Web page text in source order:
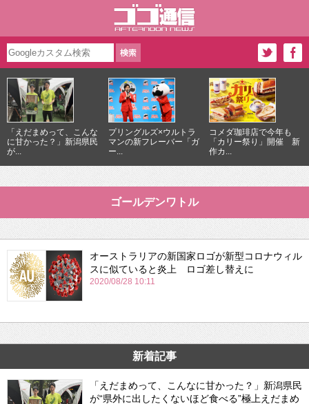
「えだまめって、こんな
に甘かった？」新潟県民
が...
プリングルズ×ウルトラ
マンの新フレーバー「ガ
ー...
コメダ珈琲店で今年も
「カリー祭り」開催 新
作カ...
ゴールデンワトル
オーストラリアの新国家ロゴが新型コロナウィル
スに似ていると炎上 ロゴ差し替えに
2020/08/28 10:11
新着記事
「えだまめって、こんなに甘かった？」新潟県民
が“県外に出したくないほど食べる”極上えだまめ